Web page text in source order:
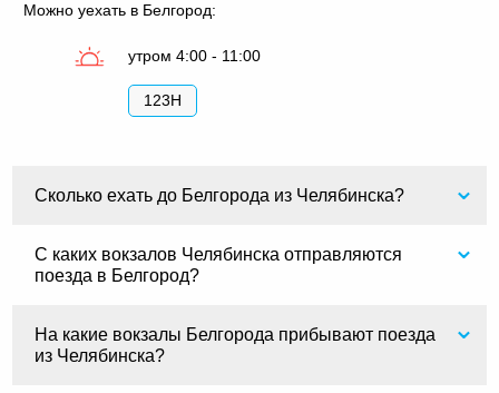
Можно уехать в Белгород:
утром 4:00 - 11:00
123Н
Сколько ехать до Белгорода из Челябинска?
С каких вокзалов Челябинска отправляются
поезда в Белгород?
На какие вокзалы Белгорода прибывают поезда
из Челябинска?